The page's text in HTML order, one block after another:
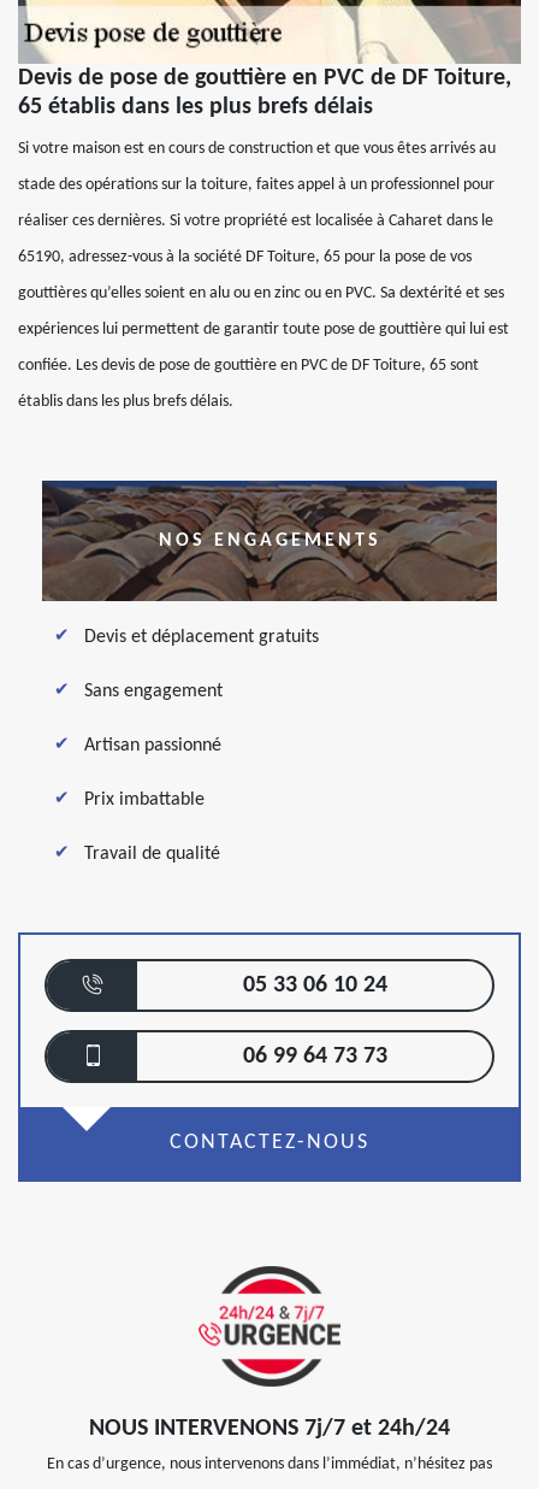
Devis de pose de gouttière en PVC de DF Toiture,
65 établis dans les plus brefs délais
Si votre maison est en cours de construction et que vous êtes arrivés au
stade des opérations sur la toiture, faites appel à un professionnel pour
réaliser ces dernières. Si votre propriété est localisée à Caharet dans le
65190, adressez-vous à la société DF Toiture, 65 pour la pose de vos
gouttières qu’elles soient en alu ou en zinc ou en PVC. Sa dextérité et ses
expériences lui permettent de garantir toute pose de gouttière qui lui est
confiée. Les devis de pose de gouttière en PVC de DF Toiture, 65 sont
établis dans les plus brefs délais.
NOS ENGAGEMENTS
Devis et déplacement gratuits
Sans engagement
Artisan passionné
Prix imbattable
Travail de qualité
05 33 06 10 24
06 99 64 73 73
CONTACTEZ-NOUS
NOUS INTERVENONS 7j/7 et 24h/24
En cas d’urgence, nous intervenons dans l’immédiat, n’hésitez pas